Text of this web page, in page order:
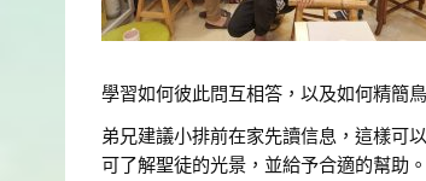
學習如何彼此問互相答，以及如何精簡
弟兄建議小排前在家先讀信息，這樣可
可了解聖徒的光景，並給予合適的幫助